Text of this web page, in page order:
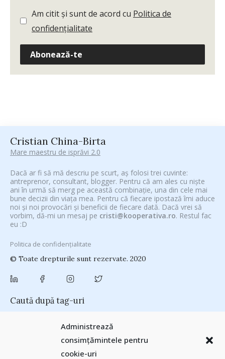
Administrează
consimțămintele pentru
cookie-uri
Am citit și sunt de acord cu Politica de
confidențialitate
Abonează-te
Cristian China-Birta
Mare maestru de isprăvi 2.0
Dacă ar fi să mă descriu pe scurt, aș folosi trei cuvinte:
antreprenor, consultant, blogger. Pentru că am ales cu niște
ani în urmă să merg pe această combinație, una din cele mai
bune decizii din viața mea. Pentru că fiecare ipostază îmi aduce
noi și noi provocări și beneficii de fiecare dată. Dacă vrei să
vorbim, dă-mi un mesaj pe cristi@kooperativa.ro. Restul fac
eu :D
Politica de confidențialitate
© Toate drepturile sunt rezervate. 2020
Caută după tag-uri
#PoateVăInteresează(94)#PrinThailandaMea
(28)antena 3(24)Antreprenoriat
Autenticitate
(24) basescu(43)